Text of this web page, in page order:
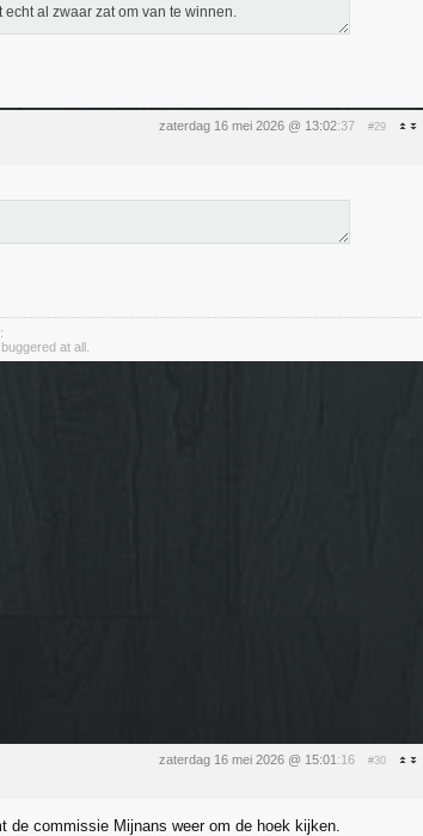
al zwaar zat om van te winnen.
zaterdag 16 mei 2026 @ 13:02:37 #29
at all.
zaterdag 16 mei 2026 @ 15:01 :16 #30
de commissie Mijnans weer om de hoek kijken.